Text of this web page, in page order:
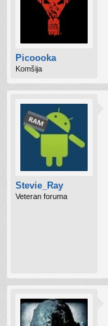
Picoooka
Komšija
Stevie_Ray
Veteran foruma